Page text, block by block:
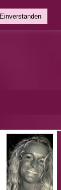
Einverstanden